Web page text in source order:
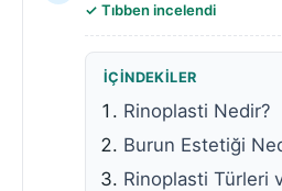
Tıbben incelendi
İÇINDEKILER
Rinoplasti Nedir?
Burun Estetiği
Rinoplasti Türleri